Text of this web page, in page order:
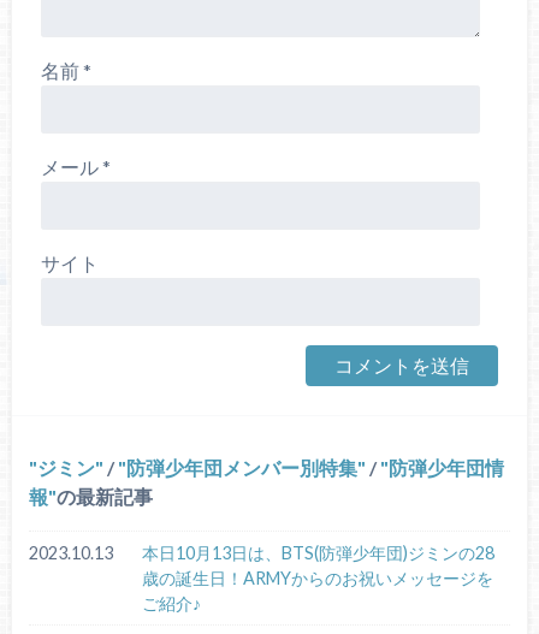
名前*
メール*
サイト
ジミン / 防弾少年団メンバー別特集 / 防弾少年団情
報 の最新記事
2023.10.13
本日10月13日は、BTS(防弾少年団)ジミンの28
歳の誕生日！ARMYからのお祝いメッセージを
ご紹介♪